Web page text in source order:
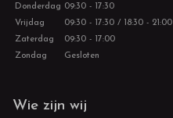
Donderdag 09:30 - 17:30
Vrijdag
09:30 - 17:30 / 18:30 - 21:00
Zaterdag
09:30 - 17:00
Zondag
Gesloten
Wie zijn wij